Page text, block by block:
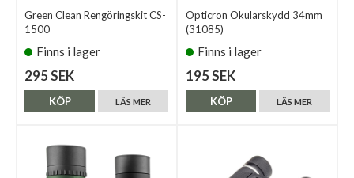
Green Clean Rengöringskit CS-
1500
Finns i lager
295 SEK
LÄS MER
KÖP
Opticron Okularskydd 34mm
(31085)
Finns i lager
195 SEK
LÄS MER
KÖP